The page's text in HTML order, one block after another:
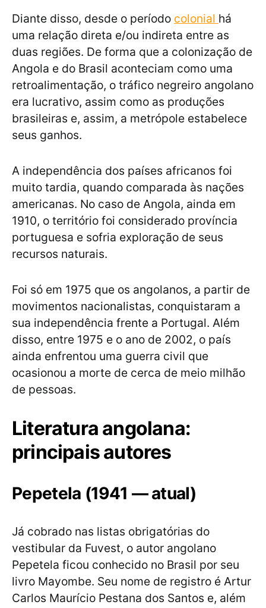
Diante disso, desde o período colonial há
uma relação direta e/ou indireta entre as
duas regiões. De forma que a colonização de
Angola e do Brasil aconteciam como uma
retroalimentação, o tráfico negreiro angolano
era lucrativo, assim como as produções
brasileiras e, assim, a metrópole estabelece
seus ganhos.
A independência dos países africanos foi
muito tardia, quando comparada às nações
americanas. No caso de Angola, ainda em
1910, o território foi considerado província
portuguesa e sofria exploração de seus
recursos naturais.
Foi só em 1975 que os angolanos, a partir de
movimentos nacionalistas, conquistaram a
sua independência frente a Portugal. Além
disso, entre 1975 e o ano de 2002, o país
ainda enfrentou uma guerra civil que
ocasionou a morte de cerca de meio milhão
de pessoas.
Literatura angolana:
principais autores
Pepetela (1941 — atual)
Já cobrado nas listas obrigatórias do
vestibular da Fuvest, o autor angolano
Pepetela ficou conhecido no Brasil por seu
livro Mayombe. Seu nome de registro é Artur
Carlos Maurício Pestana dos Santos e, além